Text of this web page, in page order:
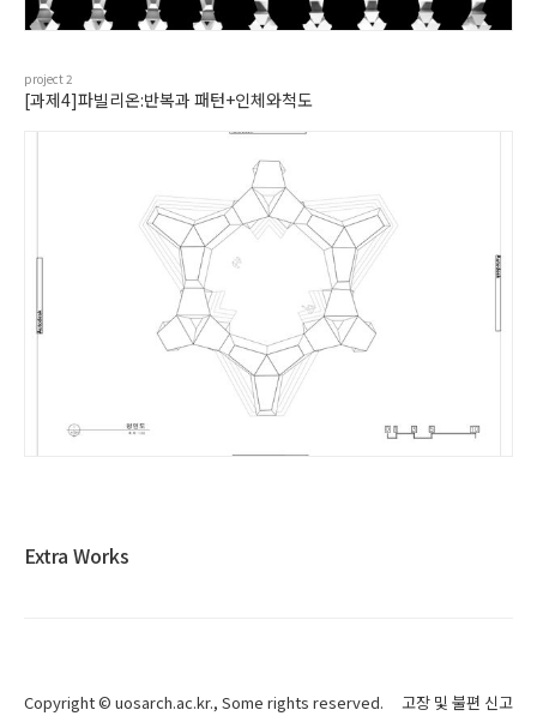
project2
[과제4]파빌리온:반복과 패턴+인체와척도
Extra Works
Copyright © uosarch.ac.kr., Some rights reserved. 고장 및 불편 신고